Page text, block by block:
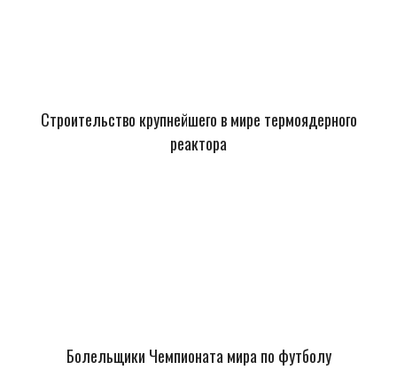
Строительство крупнейшего в мире термоядерного
реактора
Болельщики Чемпионата мира по футболу